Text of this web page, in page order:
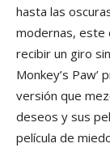
hasta las
modernas, este
recibir un giro
Monkey’s Paw’
versión que
deseos y sus
película de